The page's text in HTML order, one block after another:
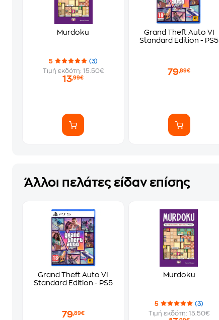
Murdoku
5
(3)
Τιμή εκδότη: 15.50€
13,99€
Grand Theft Auto VI
Standard Edition - PS5
79,89€
Άλλοι πελάτες είδαν επίσης
Grand Theft Auto VI
Standard Edition - PS5
79,89€
Murdoku
5
(3)
Τιμή εκδότη: 15.50€